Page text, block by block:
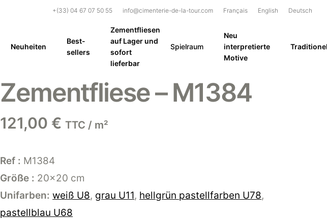
+(33) 04 67 07 50 55 info@cimenterie-de-la-tour.com Français English Deutsch
Neuheiten
Best-
sellers
Zementfliesen
auf Lager und
sofort
lieferbar
Spielraum
Neu
interpretierte
Motive
Zementfliese – M1384
121,00 € TTC / m²
Ref : M1384
Größe : 20×20 cm
Unifarben: weiß U8, grau U11, hellgrün pastellfarben U78,
pastellblau U68